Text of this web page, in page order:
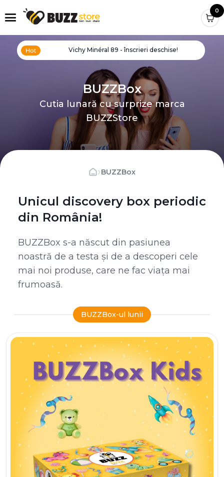
0
Vichy Minéral 89 - înscrieri deschise!
BUZZBox
Cutia lunară cu surprize marca
BUZZStore
›BUZZBox
Unicul discovery box periodic
din România!
BUZZBox s-a născut din pasiunea
noastră de a testa și de a descoperi cele
mai noi produse, care ne fac viața mai
frumoasă.
BUZZBox-ul lunii